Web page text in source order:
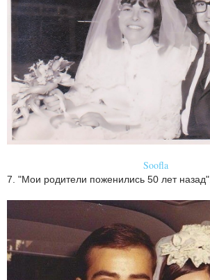
Soofla
7. "Мои родители поженились 50 лет назад".